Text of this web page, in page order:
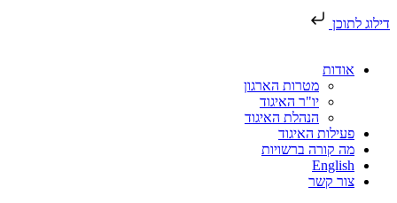
דילוג לתוכן
אודות
מטרות הארגון
יו"ר האיגוד
הנהלת האיגוד
פעילות האיגוד
מה קורה ברשויות
English
צור קשר